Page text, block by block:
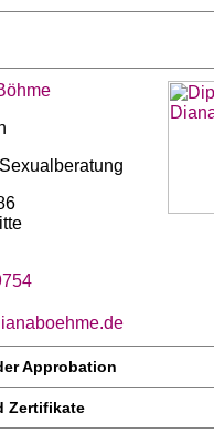
Approbation
Zertifikate